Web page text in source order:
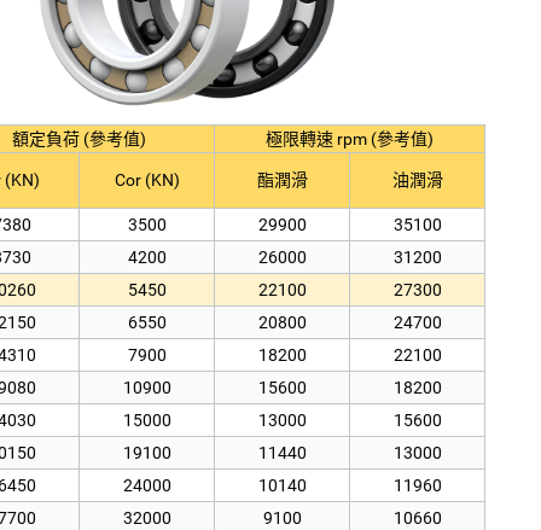
額定負荷 (參考值)
極限轉速 rpm (參考值)
(KN) Cor (KN) 酯潤滑 油潤滑
3500 29900
35100
4200 26000
31200
5450 22100
27300
6550 20800
24700
7900 18200
22100
10900 15600
18200
15000 13000
15600
19100 11440
13000
24000 10140
11960
32000 9100
10660